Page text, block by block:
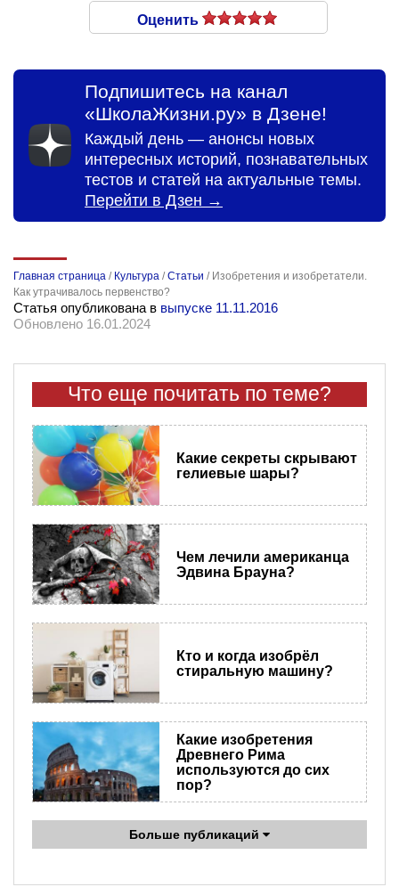
Оценить
Подпишитесь на канал
«ШколаЖизни.ру» в Дзене!
Каждый день — анонсы новых
интересных историй, познавательных
тестов и статей на актуальные темы.
Перейти в Дзен →
Главная страница / Культура /Статьи / Изобретения и изобретатели.
Как утрачивалось первенство?
Статья опубликована в выпуске 11.11.2016
Обновлено 16.01.2024
Что еще почитать по теме?
Какие секреты скрывают
гелиевые шары?
Чем лечили американца
Эдвина Брауна?
Кто и когда изобрёл
стиральную машину?
Какие изобретения
Древнего Рима
используются до сих
пор?
Больше публикаций